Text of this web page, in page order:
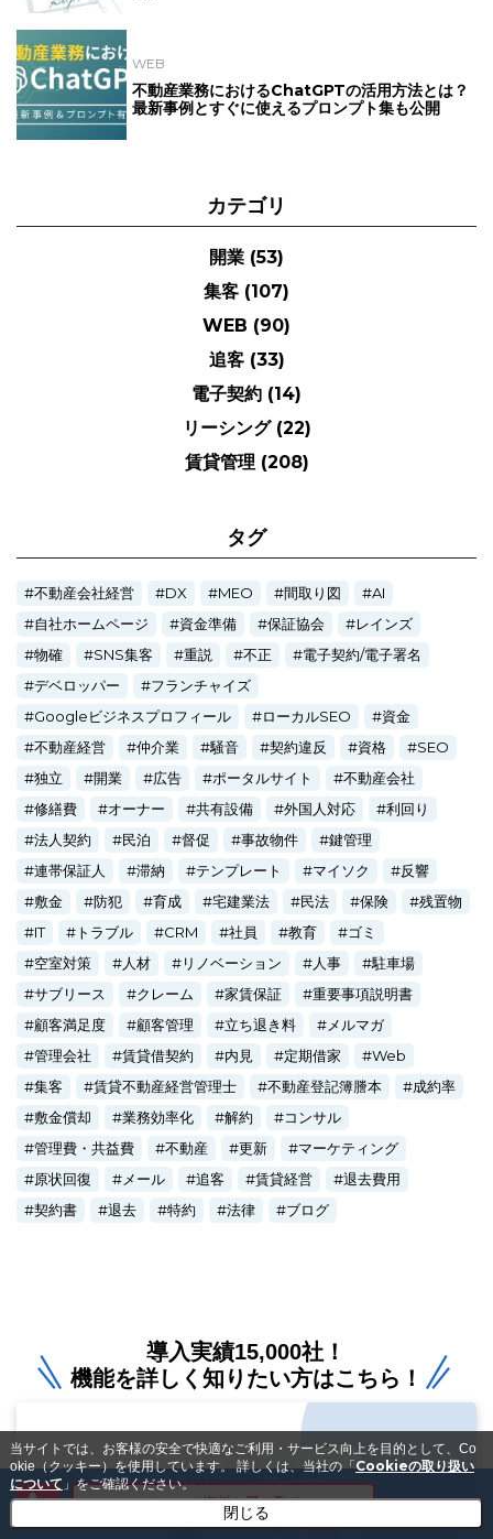
WEB
不動産業務におけるChatGPTの活用方法とは？
最新事例とすぐに使えるプロンプト集も公開
カテゴリ
開業 (53)
集客 (107)
WEB (90)
追客 (33)
電子契約 (14)
リーシング (22)
賃貸管理 (208)
タグ
不動産会社経営 DX MEO 間取り図
AI
自社ホームページ
資金準備 保証協会
レインズ
物確
SNS集客 重説 不正
電子契約/電子署名
デベロッパー
フランチャイズ
Googleビジネスプロフィール
ローカルSEO
資金
不動産経営
仲介業 騒音 契約違反 資格
SEO
独立
開業 広告 ポータルサイト
不動産会社
修繕費
オーナー 共有設備 外国人対応
利回り
法人契約
民泊 督促 事故物件
鍵管理
連帯保証人
滞納 テンプレート マイソク
反響
敷金
防犯 育成 宅建業法 民法 保険
残置物
IT
トラブル CRM 社員 教育
ゴミ
空室対策
人材 リノベーション 人事
駐車場
サブリース
クレーム 家賃保証
重要事項説明書
顧客満足度
顧客管理 立ち退き料
メルマガ
管理会社
賃貸借契約 内見 定期借家
Web
集客
賃貸不動産経営管理士 不動産登記簿謄本
成約率
敷金償却
業務効率化 解約
コンサル
管理費・共益費
不動産 更新
マーケティング
原状回復
メール 追客 賃貸経営
退去費用
契約書
退去 特約 法律 ブログ
導入実績15,000社！
機能を詳しく知りたい方はこちら！
メールで資料を受け取る
当サイトでは、お客様の安全で快適なご利用・サービス向上を目的として、Co
okie（クッキー）を使用しています。詳しくは、当社の「Cookieの取り扱い
について 」をご確認ください。
閉じる